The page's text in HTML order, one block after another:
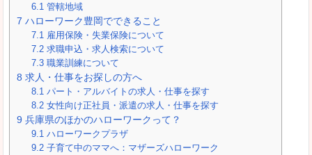
6.1 管轄地域
7 ハローワーク豊岡でできること
7.1 雇用保険・失業保険について
7.2 求職申込・求人検索について
7.3 職業訓練について
8 求人・仕事をお探しの方へ
8.1 パート・アルバイトの求人・仕事を探す
8.2 女性向け正社員・派遣の求人・仕事を探す
9 兵庫県のほかのハローワークって？
9.1 ハローワークプラザ
9.2 子育て中のママへ：マザーズハローワーク